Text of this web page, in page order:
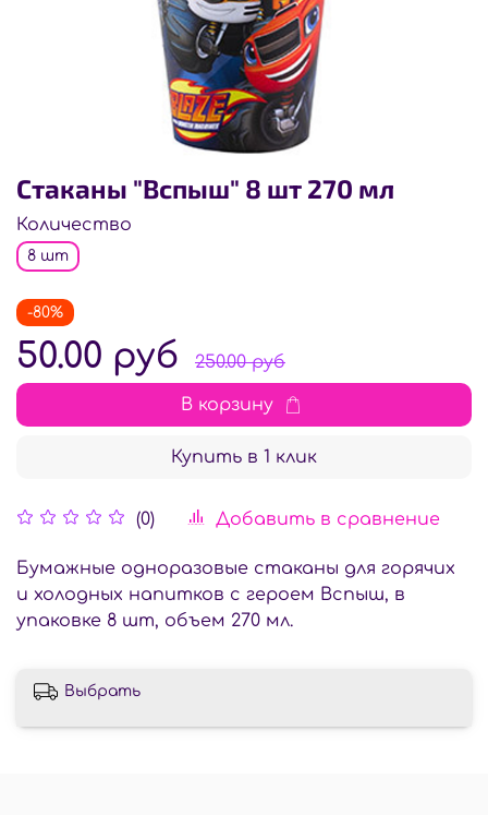
Стаканы "Вспыш" 8 шт 270 мл
(0) Добавить в сравнение
Количество
8 шт
-80%
50.00 руб 250.00 руб
В корзину
Купить в 1 клик
Бумажные одноразовые стаканы для горячих
и холодных напитков с героем Вспыш, в
упаковке 8 шт, объем 270 мл.
Выбрать